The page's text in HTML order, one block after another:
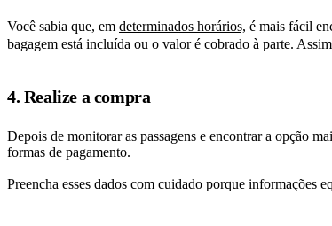
Você sabia que, em determinados horários, é mais fácil
bagagem está incluída ou o valor é cobrado à parte.
4. Realize a compra
Depois de monitorar as passagens e encontrar a opção
formas de pagamento.
Preencha esses dados com cuidado porque informações